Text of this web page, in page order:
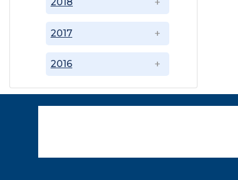
2016
2017